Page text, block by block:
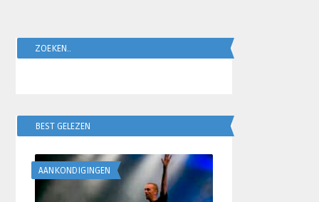
ZOEKEN..
BEST GELEZEN
AANKONDIGINGEN